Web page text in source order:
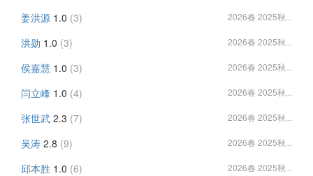
姜洪源 1.0 (3) 2026春 2025秋...
洪勋 1.0 (3) 2026春 2025秋...
侯嘉慧 1.0 (3) 2026春 2025秋...
闫立峰 1.0 (4) 2026春 2025秋...
张世武 2.3 (7) 2026春 2025秋...
吴涛 2.8 (9) 2026春 2025秋...
邱本胜 1.0 (6) 2026春 2025秋...